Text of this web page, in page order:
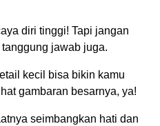
diri tinggi! Tapi jangan
jawab juga.
kecil bisa bikin kamu
gambaran besarnya, ya!
seimbangkan hati dan